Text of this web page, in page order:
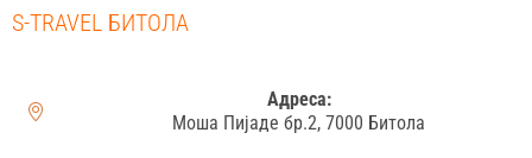
S-TRAVEL БИТОЛА
Адреса:
Моша Пијаде бр.2, 7000 Битола